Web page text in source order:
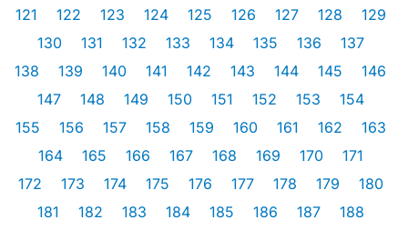
121
122 123 124 125 126 127 128
129
130
131 132 133 134 135 136
137
138
139 140 141 142 143 144 145
146
147
148 149 150 151 152 153
154
155
156 157 158 159 160 161 162
163
164
165 166 167 168 169 170
171
172
173 174 175 176 177 178 179
180
181
182 183 184 185 186 187
188